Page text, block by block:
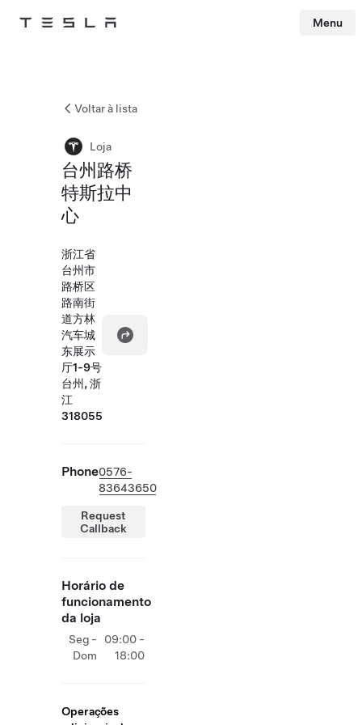
Tesla Menu
Voltar à lista
Loja
台州路桥
特斯拉中
心
浙江省
台州市
路桥区
路南街
道方林
汽车城
东展示
厅1-9号
台州, 浙
江
318055
Phone0576-
83643650
Request
Callback
Horário de
funcionamento
da loja
Seg -
Dom
09:00 -
18:00
Operações